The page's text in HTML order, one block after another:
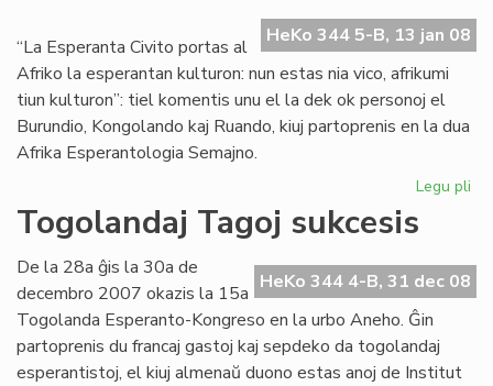
HeKo 344 5-B, 13 jan 08
“La Esperanta Civito portas al
Afriko la esperantan kulturon: nun estas nia vico, afrikumi
tiun kulturon”: tiel komentis unu el la dek ok personoj el
Burundio, Kongolando kaj Ruando, kiuj partoprenis en la dua
Afrika Esperantologia Semajno.
Legu pli
Togolandaj Tagoj sukcesis
HeKo 344 4-B, 31 dec 08
De la 28a ĝis la 30a de
decembro 2007 okazis la 15a
Togolanda Esperanto-Kongreso en la urbo Aneho. Ĝin
partoprenis du francaj gastoj kaj sepdeko da togolandaj
esperantistoj, el kiuj almenaŭ duono estas anoj de Institut